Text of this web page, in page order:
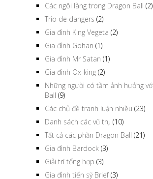
Các ngôi làng trong Dragon Ball (2)
Trio de dangers (2)
Gia đình King Vegeta (2)
Gia đình Gohan (1)
Gia đình Mr Satan (1)
Gia đình Ox-king (2)
Những người có tầm ảnh hưởng
Ball (9)
Các chủ đề tranh luận nhiều (23)
Danh sách các vũ trụ (10)
Tất cả các phần Dragon Ball (21)
Gia đình Bardock (3)
Giải trí tổng hợp (3)
Gia đình tiến sỹ Brief(3)